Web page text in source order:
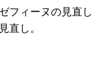
フィーヌの見直し
直し。